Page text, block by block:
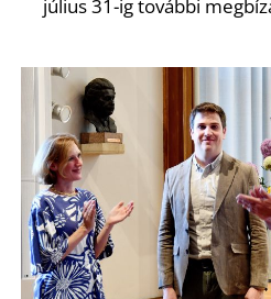
július 31-ig további